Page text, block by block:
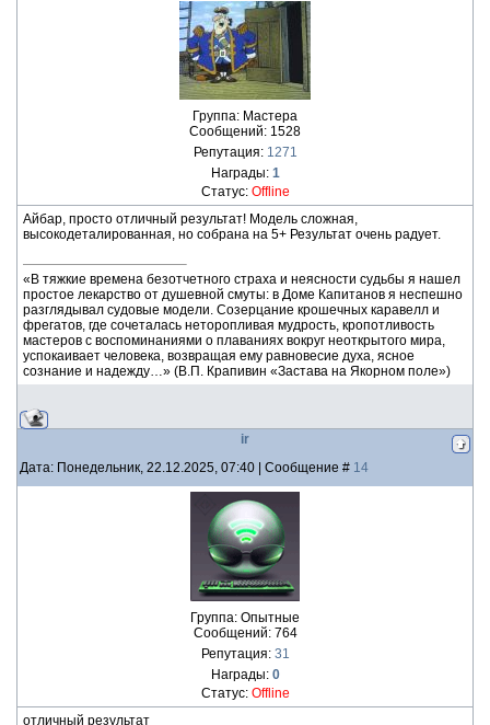
Группа: Мастера
Сообщений: 1528
Репутация: 1271
Награды: 1
Статус: Offline
Айбар, просто отличный результат! Модель сложная,
высокодеталированная, но собрана на 5+ Результат очень радует.
«В тяжкие времена безотчетного страха и неясности судьбы я нашел
простое лекарство от душевной смуты: в Доме Капитанов я неспешно
разглядывал судовые модели. Созерцание крошечных каравелл и
фрегатов, где сочеталась неторопливая мудрость, кропотливость
мастеров с воспоминаниями о плаваниях вокруг неоткрытого мира,
успокаивает человека, возвращая ему равновесие духа, ясное
сознание и надежду…» (В.П. Крапивин «Застава на Якорном поле»)
ir
Дата: Понедельник, 22.12.2025, 07:40 | Сообщение # 14
Группа: Опытные
Сообщений: 764
Репутация: 31
Награды: 0
Статус: Offline
отличный результат